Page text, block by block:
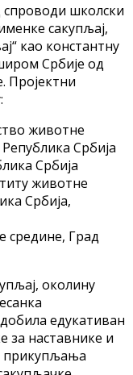
школски
сакупљај,
као константну
Србије од
Пројектни
животне
Србија
Србија
животне
Србија,
средине, Град
околину
едукативан
за наставнике и
прикупљања